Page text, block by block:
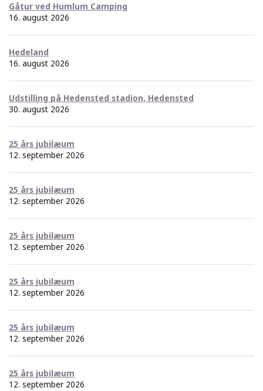
Gåtur ved Humlum Camping
16. august 2026
Hedeland
16. august 2026
Udstilling på Hedensted stadion, Hedensted
30. august 2026
25 års jubilæum
12. september 2026
25 års jubilæum
12. september 2026
25 års jubilæum
12. september 2026
25 års jubilæum
12. september 2026
25 års jubilæum
12. september 2026
25 års jubilæum
12. september 2026